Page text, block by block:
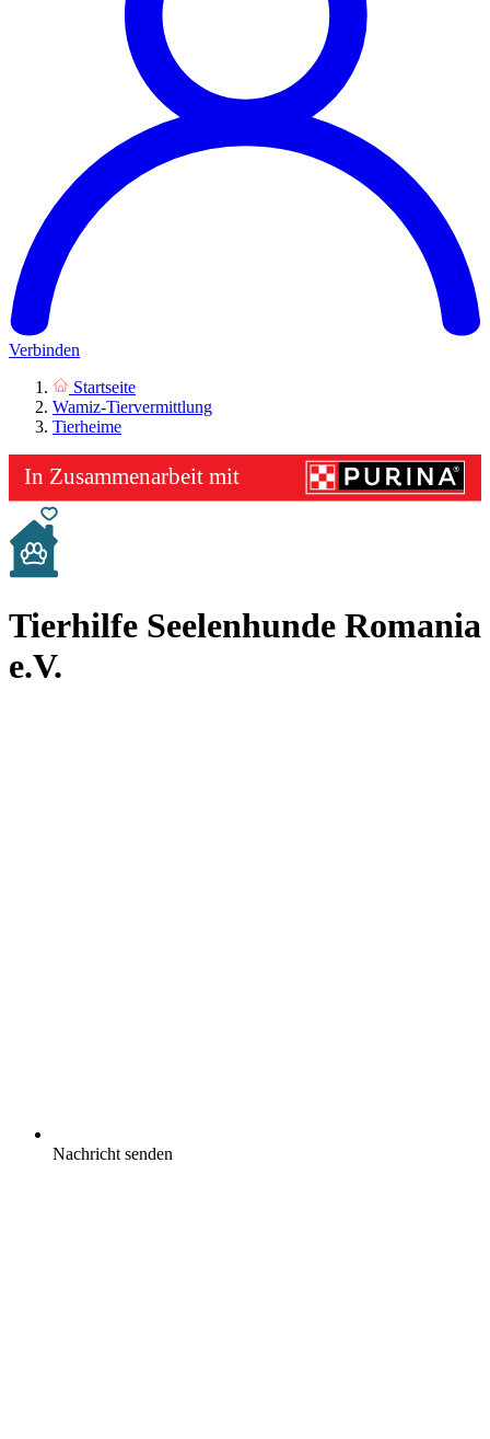
Verbinden
Startseite
Wamiz-Tiervermittlung
Tierheime
Tierhilfe Seelenhunde Romania
e.V.
Nachricht senden